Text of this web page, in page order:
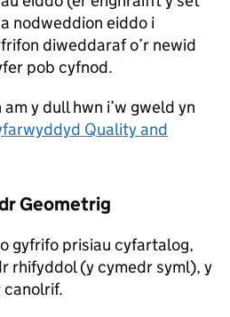
nodweddion eiddo i
diweddaraf o’r newid
pob cyfnod.
y dull hwn i’w gweld yn
Quality and
Geometrig
gyfrifo prisiau cyfartalog,
rhifyddol (y cymedr syml), y
canolrif.